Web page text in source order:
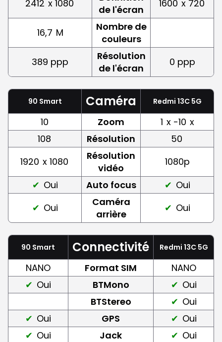
2412 x 1080
de l'écran
1600 x 720
16,7 M
Nombre de
couleurs
389 ppp
Résolution
de l'écran
0 ppp
90 Smart Caméra Redmi 13C 5G
10 Zoom 1 x -10 x
108
Résolution
50
1920 x 1080
Résolution
vidéo
1080p
Oui
Auto focus
Oui
Oui
Caméra
arrière
Oui
90 Smart Connectivité Redmi 13C 5G
NANO Format SIM
NANO
Oui
BTMono
Oui
BTStereo
Oui
Oui
GPS
Oui
Oui
Jack
Oui